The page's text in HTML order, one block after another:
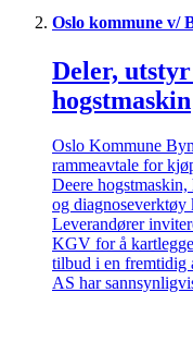
Oslo kommune v/
Deler,
hogstmaskin
Oslo Kommune
rammeavtale for
Deere
og diagnoseverktøy
Leverandører
KGV for å
tilbud i en fremtidig
AS har